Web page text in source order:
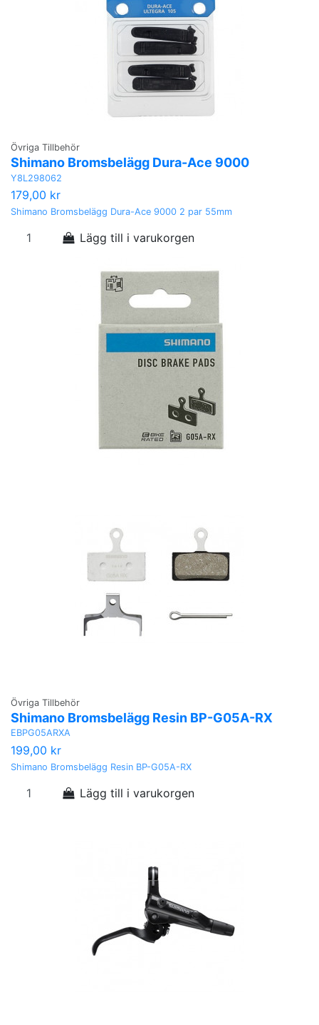
Övriga Tillbehör
Shimano Bromsbelägg Dura-Ace 9000
Y8L298062
179,00 kr
Shimano Bromsbelägg Dura-Ace 9000 2 par 55mm
Lägg till i varukorgen
Övriga Tillbehör
Shimano Bromsbelägg Resin BP-G05A-RX
EBPG05ARXA
199,00 kr
Shimano Bromsbelägg Resin BP-G05A-RX
Lägg till i varukorgen